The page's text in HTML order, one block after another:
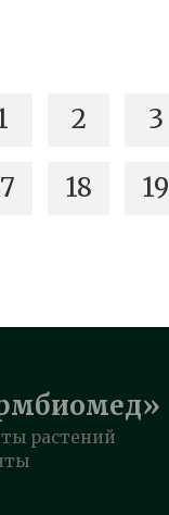
2 3
18 19
растений